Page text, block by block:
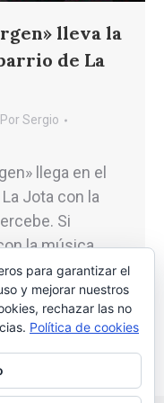
lleva la
de La
PorSergio
llega en el
Jota con la
Si
la música
en el C.C.
de…
para garantizar el
y mejorar nuestros
rechazar las no
Política de cookies